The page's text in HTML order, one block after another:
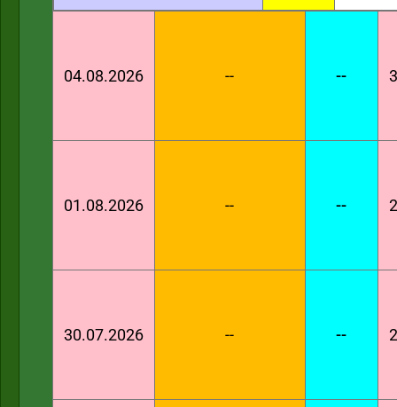
04.08.2026 -- --
01.08.2026 -- --
30.07.2026 -- --